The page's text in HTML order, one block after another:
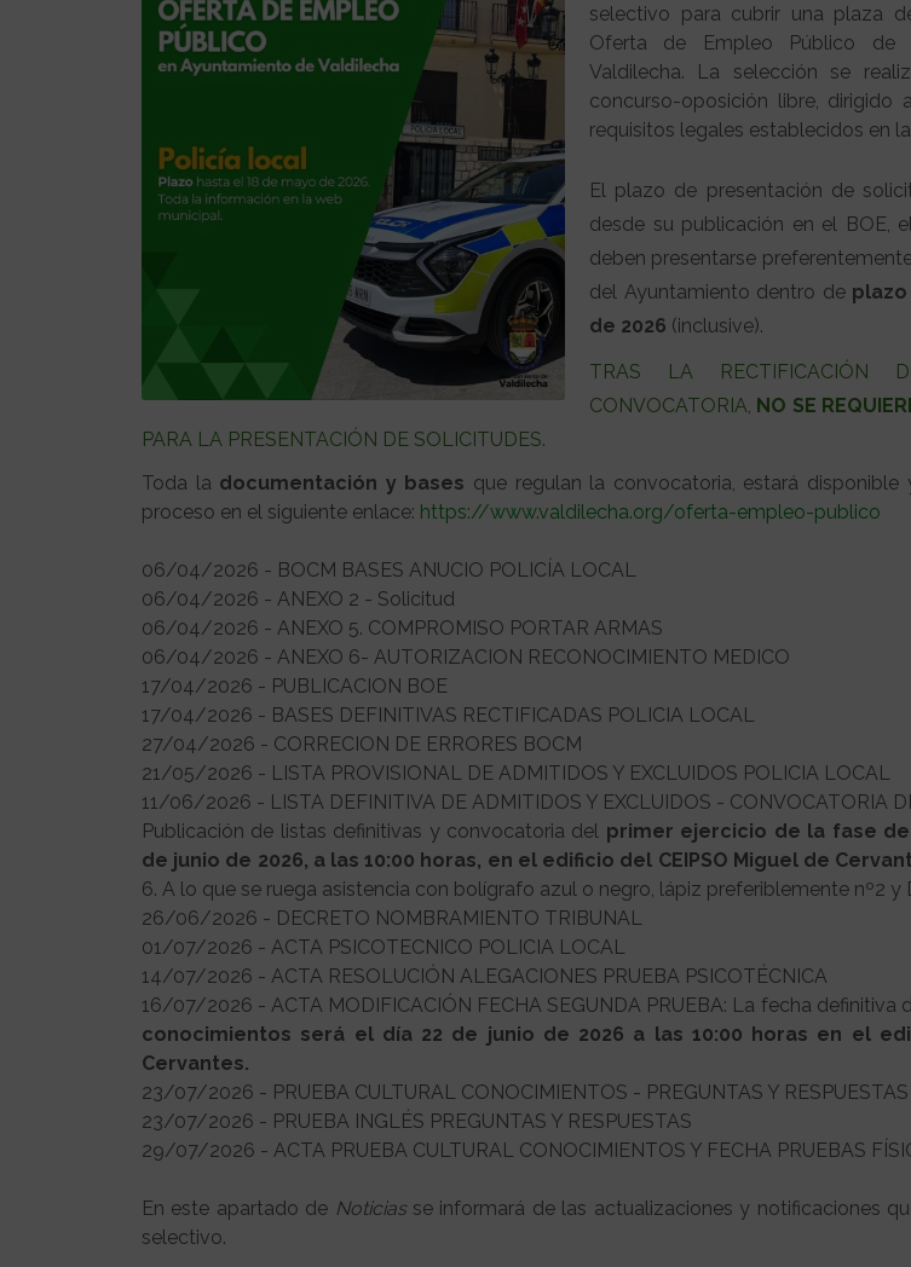
selectivo para cubrir una plaza
Oferta de Empleo Público de
Valdilecha. La selección se
concurso-oposición libre, dirigido
requisitos legales establecidos en
El plazo de presentación de
desde su publicación en el BOE,
deben presentarse
del Ayuntamiento dentro de
de 2026 (inclusive).
TRAS LA
CONVOCATORIA, NO SE
PARA LA PRESENTACIÓN DE SOLICITUDES.
Toda la documentación y bases que regulan la convocatoria, estará
proceso en el siguiente enlace: https://www.valdilecha.org/oferta-empleo-publico
06/04/2026 - BOCM BASES ANUCIO POLICÍA LOCAL
06/04/2026 - ANEXO 2 - Solicitud
06/04/2026 - ANEXO 5. COMPROMISO PORTAR ARMAS
06/04/2026 - ANEXO 6- AUTORIZACION RECONOCIMIENTO MEDICO
17/04/2026 - PUBLICACION BOE
17/04/2026 - BASES DEFINITIVAS RECTIFICADAS POLICIA LOCAL
27/04/2026 - CORRECION DE ERRORES BOCM
21/05/2026 - LISTA PROVISIONAL DE ADMITIDOS Y EXCLUIDOS POLICIA LOCAL
11/06/2026 - LISTA DEFINITIVA DE ADMITIDOS Y EXCLUIDOS - CONVOCATORIA
Publicación de listas definitivas y convocatoria del primer ejercicio de la fase
de junio de 2026, a las 10:00 horas, en el edificio del CEIPSO Miguel de
6. A lo que se ruega asistencia con bolígrafo azul o negro, lápiz preferiblemente nº2 y
26/06/2026 - DECRETO NOMBRAMIENTO TRIBUNAL
01/07/2026 - ACTA PSICOTECNICO POLICIA LOCAL
14/07/2026 - ACTA RESOLUCIÓN ALEGACIONES PRUEBA PSICOTÉCNICA
16/07/2026 - ACTA MODIFICACIÓN FECHA SEGUNDA PRUEBA: La fecha definitiva
conocimientos será el día 22 de junio de 2026 a las 10:00 horas en el
Cervantes.
23/07/2026 - PRUEBA CULTURAL CONOCIMIENTOS - PREGUNTAS Y RESPUESTAS
23/07/2026 - PRUEBA INGLÉS PREGUNTAS Y RESPUESTAS
29/07/2026 - ACTA PRUEBA CULTURAL CONOCIMIENTOS Y FECHA PRUEBAS
En este apartado de Noticias se informará de las actualizaciones y notificaciones
selectivo.